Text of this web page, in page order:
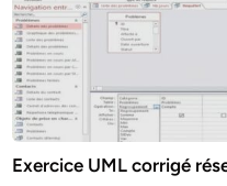
Exercice UML corrigé